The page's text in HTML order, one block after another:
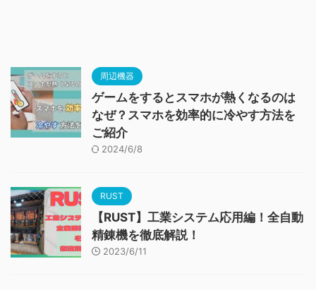
周辺機器
ゲームをするとスマホが熱くなるのは
なぜ？スマホを効率的に冷やす方法を
ご紹介
2024/6/8
RUST
【RUST】工業システム応用編！全自動
精錬機を徹底解説！
2023/6/11